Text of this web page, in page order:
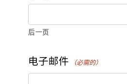
后一页
电子邮件 （必需的）